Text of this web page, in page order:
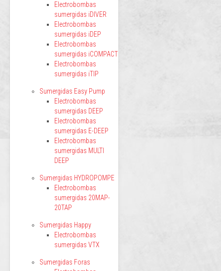
Electrobombas
sumergidas iDIVER
Electrobombas
sumergidas iDEP
Electrobombas
sumergidas iCOMPACT
Electrobombas
sumergidas iTIP
Sumergidas Easy Pump
Electrobombas
sumergidas DEEP
Electrobombas
sumergidas E-DEEP
Electrobombas
sumergidas MULTI
DEEP
Sumergidas HYDROPOMPE
Electrobombas
sumergidas 20MAP-
20TAP
Sumergidas Happy
Electrobombas
sumergidas VTX
Sumergidas Foras